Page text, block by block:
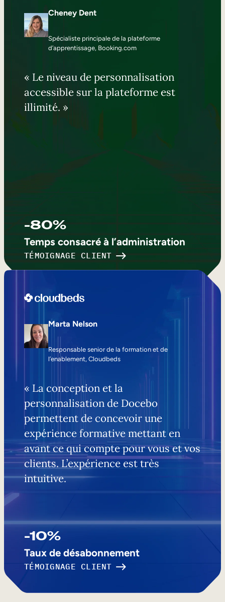
Cheney Dent
Spécialiste principale de la plateforme
d’apprentissage, Booking.com
« Le niveau de personnalisation
accessible sur la plateforme est
illimité. »
-80%
Temps consacré à l’administration
TÉMOIGNAGE CLIENT
Marta Nelson
Responsable senior de la formation et de
l’enablement, Cloudbeds
« La conception et la
personnalisation de Docebo
permettent de concevoir une
expérience formative mettant en
avant ce qui compte pour vous et vos
clients. L’expérience est très
intuitive.
-10%
Taux de désabonnement
TÉMOIGNAGE CLIENT